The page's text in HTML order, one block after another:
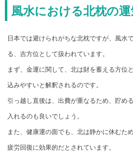
風水における北枕の
日本では避けられがちな北枕ですが、風水
る、吉方位として扱われています。
まず、金運に関して、北は財を蓄える方位
込みやすいと解釈されるのです。
引っ越し直後は、出費が重なるため、貯め
入れるのも良いでしょう。
また、健康運の面でも、北は静かに休むた
疲労回復に効果的だとされています。